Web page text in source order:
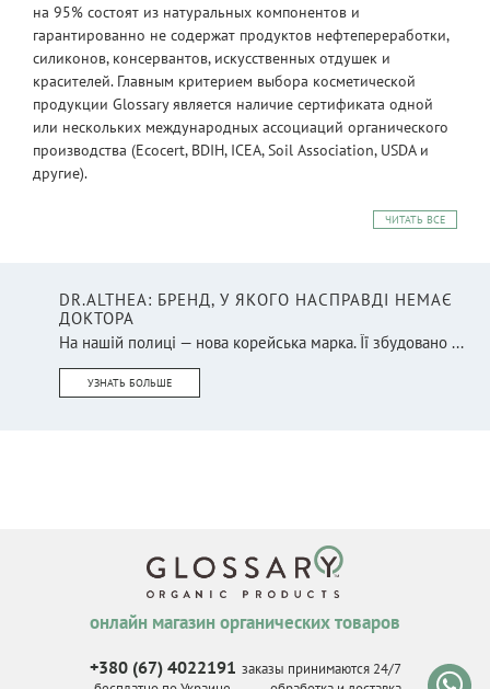
на 95% состоят из натуральных компонентов и
гарантированно не содержат продуктов нефтепереработки,
силиконов, консервантов, искусственных отдушек и
красителей. Главным критерием выбора косметической
продукции Glossary является наличие сертификата одной
или нескольких международных ассоциаций органического
производства (Ecocert, BDIH, ICEA, Soil Association, USDA и
другие).
ЧИТАТЬ ВСЕ
DR.ALTHEA: БРЕНД, У ЯКОГО НАСПРАВДІ НЕМАЄ
ДОКТОРА
На нашій полиці — нова корейська марка. Її збудовано ...
УЗНАТЬ БОЛЬШЕ
онлайн магазин органических товаров
+380 (67) 4022191 заказы принимаются 24/7